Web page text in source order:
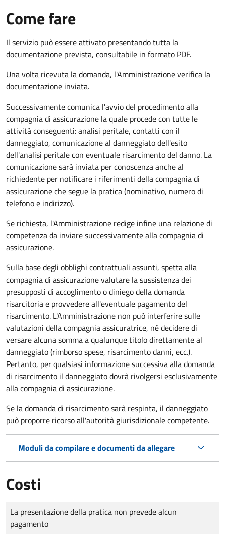
Come fare
Il servizio può essere attivato presentando tutta la
documentazione prevista, consultabile in formato PDF.
Una volta ricevuta la domanda, l'Amministrazione verifica la
documentazione inviata.
Successivamente comunica l'avvio del procedimento alla
compagnia di assicurazione la quale procede con tutte le
attività conseguenti: analisi peritale, contatti con il
danneggiato, comunicazione al danneggiato dell'esito
dell'analisi peritale con eventuale risarcimento del danno. La
comunicazione sarà inviata per conoscenza anche al
richiedente per notificare i riferimenti della compagnia di
assicurazione che segue la pratica (nominativo, numero di
telefono e indirizzo).
Se richiesta, l'Amministrazione redige infine una relazione di
competenza da inviare successivamente alla compagnia di
assicurazione.
Sulla base degli obblighi contrattuali assunti, spetta alla
compagnia di assicurazione valutare la sussistenza dei
presupposti di accoglimento o diniego della domanda
risarcitoria e provvedere all'eventuale pagamento del
risarcimento. L'Amministrazione non può interferire sulle
valutazioni della compagnia assicuratrice, né decidere di
versare alcuna somma a qualunque titolo direttamente al
danneggiato (rimborso spese, risarcimento danni, ecc.).
Pertanto, per qualsiasi informazione successiva alla domanda
di risarcimento il danneggiato dovrà rivolgersi esclusivamente
alla compagnia di assicurazione.
Se la domanda di risarcimento sarà respinta, il danneggiato
può proporre ricorso all'autorità giurisdizionale competente.
Moduli da compilare e documenti da allegare
Costi
Tipo di pagamento
Importo
La presentazione della pratica non prevede alcun
pagamento